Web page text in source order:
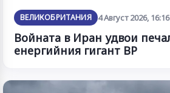
ВЕЛИКОБРИТАНИЯ 4 Август 2026, 16:16
Войната в Иран удвои
енергийния гигант BP